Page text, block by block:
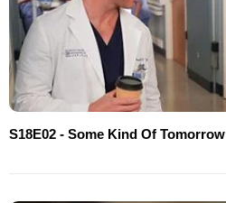
S18E02 - Some Kind Of Tomorrow